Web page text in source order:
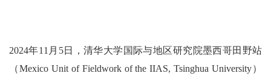
2024年11月5日，清华大学国际与地区研究院墨西哥田野站
（Mexico Unit of Fieldwork of the IIAS, Tsinghua University）